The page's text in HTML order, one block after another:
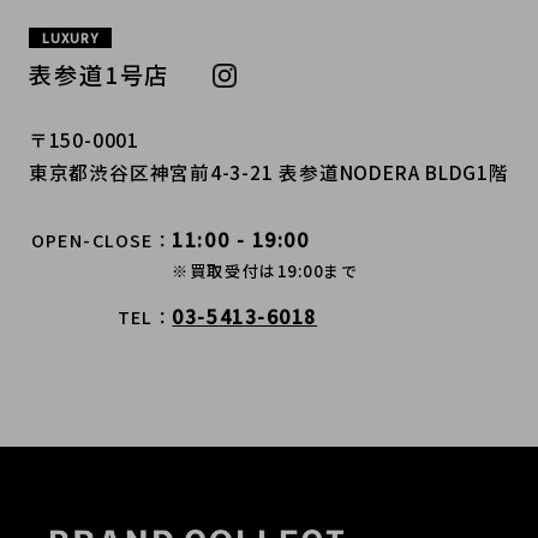
LUXURY
表参道1号店
〒150-0001
東京都渋谷区神宮前4-3-21 表参道NODERA BLDG1階
OPEN-CLOSE 11:00 - 19:00
※買取受付は19:00まで
TEL 03-5413-6018